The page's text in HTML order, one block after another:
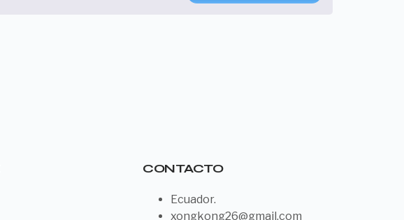
CONTACTO
Ecuador.
xongkong26@gmail.com